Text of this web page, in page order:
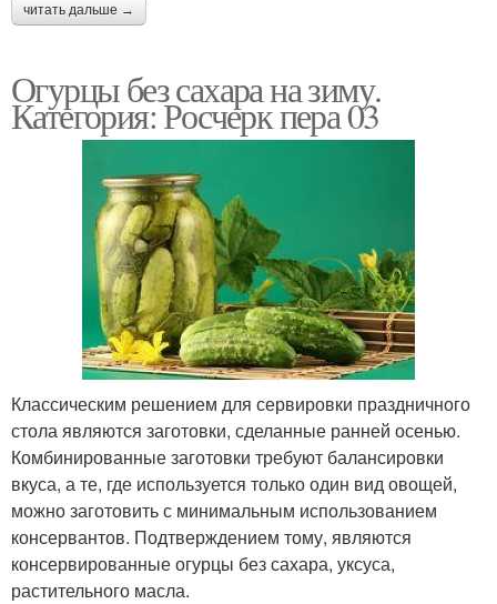
читать дальше →
Огурцы без сахара на зиму.
Категория: Росчерк пера 03
Классическим решением для сервировки праздничного
стола являются заготовки, сделанные ранней осенью.
Комбинированные заготовки требуют балансировки
вкуса, а те, где используется только один вид овощей,
можно заготовить с минимальным использованием
консервантов. Подтверждением тому, являются
консервированные огурцы без сахара, уксуса,
растительного масла.